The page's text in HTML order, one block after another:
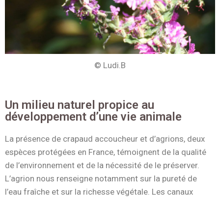
© Ludi.B
Un milieu naturel propice au
développement d’une vie animale
La présence de crapaud accoucheur et d’agrions, deux
espèces protégées en France, témoignent de la qualité
de l’environnement et de la nécessité de le préserver.
L’agrion nous renseigne notamment sur la pureté de
l’eau fraîche et sur la richesse végétale. Les canaux